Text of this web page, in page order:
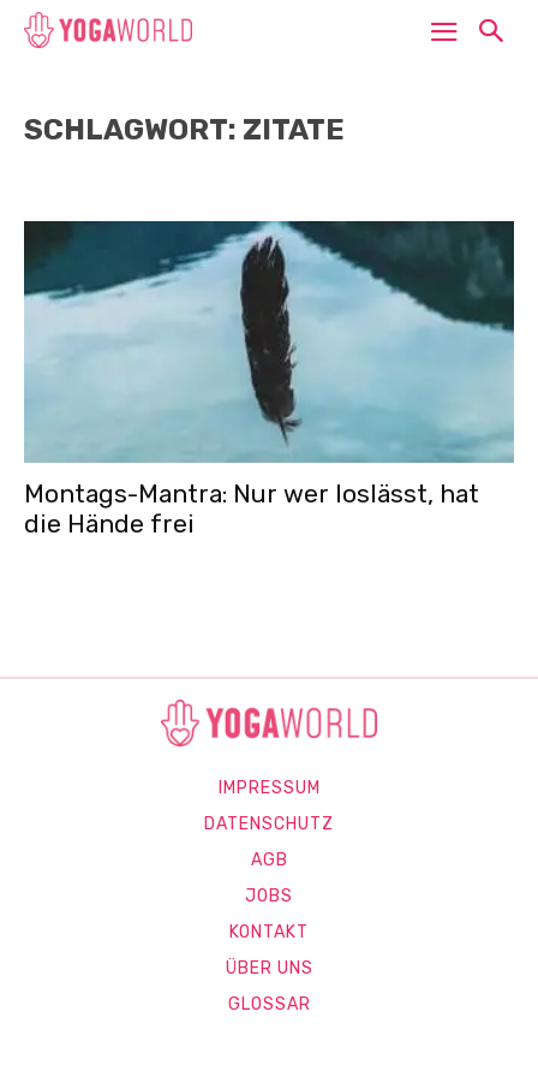
SCHLAGWORT: ZITATE
Montags-Mantra: Nur wer loslässt, hat
die Hände frei
IMPRESSUM
DATENSCHUTZ
AGB
JOBS
KONTAKT
ÜBER UNS
GLOSSAR